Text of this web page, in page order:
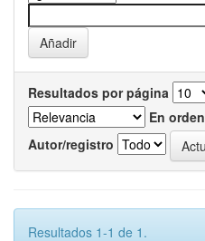
Resultados por página
En orden
Autor/registro
Resultados 1-1 de 1.